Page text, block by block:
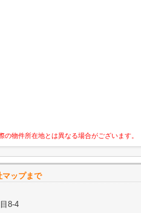
物件所在地とは異なる場合がございます。
ップまで
8-4